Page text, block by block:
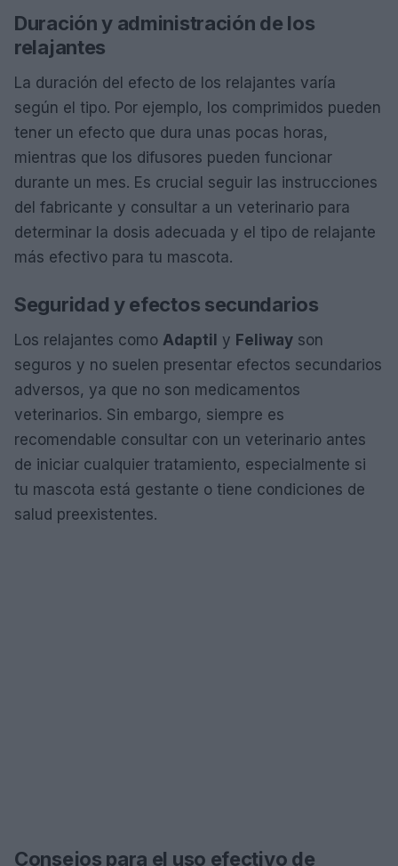
Duración y administración de los
relajantes
La duración del efecto de los relajantes varía
según el tipo. Por ejemplo, los comprimidos pueden
tener un efecto que dura unas pocas horas,
mientras que los difusores pueden funcionar
durante un mes. Es crucial seguir las instrucciones
del fabricante y consultar a un veterinario para
determinar la dosis adecuada y el tipo de relajante
más efectivo para tu mascota.
Seguridad y efectos secundarios
Los relajantes como Adaptil y Feliway son
seguros y no suelen presentar efectos secundarios
adversos, ya que no son medicamentos
veterinarios. Sin embargo, siempre es
recomendable consultar con un veterinario antes
de iniciar cualquier tratamiento, especialmente si
tu mascota está gestante o tiene condiciones de
salud preexistentes.
Consejos para el uso efectivo de